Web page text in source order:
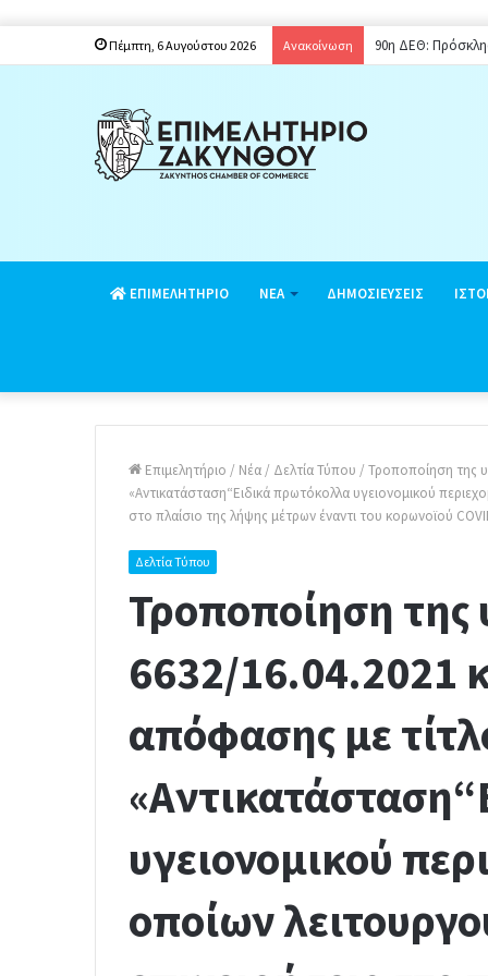
Πέμπτη, 6 Αυγούστου 2026 Ανακοίνωση 90η ΔΕΘ:
EΠΙΜΕΛΗΤΗΡΙΟ ΝΕΑ ΔΗΜΟΣΙΕΥΣΕΙΣ
Επιμελητήριο / Νέα / Δελτία Τύπου / Τροποποίηση της
«Αντικατάσταση“Ειδικά πρωτόκολλα υγειονομικού
στο πλαίσιο της λήψης μέτρων έναντι του κορωνοϊού
Δελτία Τύπου
Τροποποίηση της
6632/16.04.2021
απόφασης με
υγειονομικού
οποίων